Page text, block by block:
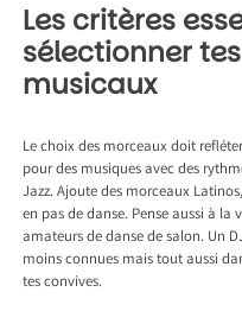
Les critères
sélectionner
musicaux
Le choix des morceaux doit
pour des musiques avec des
Jazz. Ajoute des morceaux
en pas de danse. Pense aussi à
amateurs de danse de salon. Un
moins connues mais tout aussi
tes convives.